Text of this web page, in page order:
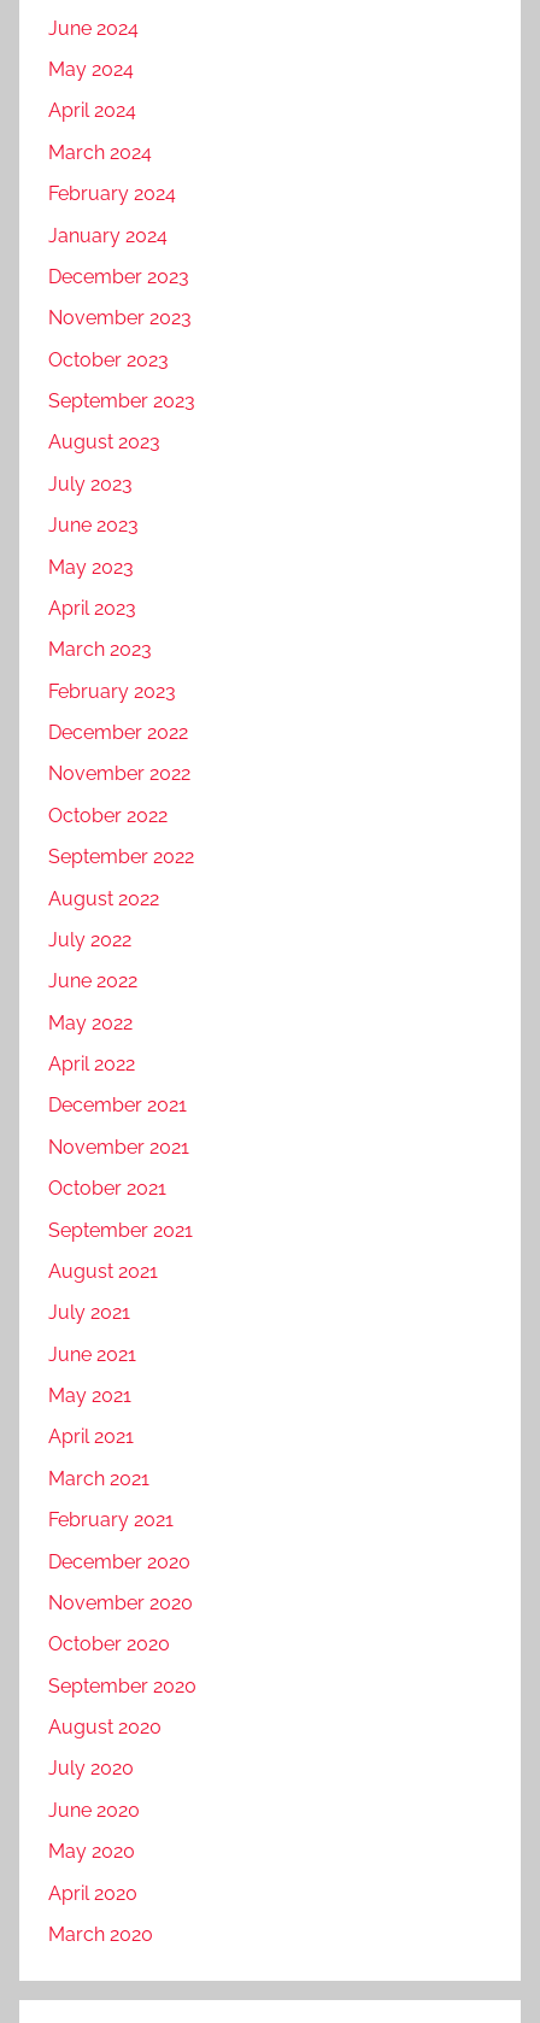
June 2024
May 2024
April 2024
March 2024
February 2024
January 2024
December 2023
November 2023
October 2023
September 2023
August 2023
July 2023
June 2023
May 2023
April 2023
March 2023
February 2023
December 2022
November 2022
October 2022
September 2022
August 2022
July 2022
June 2022
May 2022
April 2022
December 2021
November 2021
October 2021
September 2021
August 2021
July 2021
June 2021
May 2021
April 2021
March 2021
February 2021
December 2020
November 2020
October 2020
September 2020
August 2020
July 2020
June 2020
May 2020
April 2020
March 2020